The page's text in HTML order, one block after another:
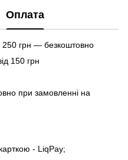
Оплата
250 грн — безкоштовно
150 грн
при замовленні на
- LiqPay;